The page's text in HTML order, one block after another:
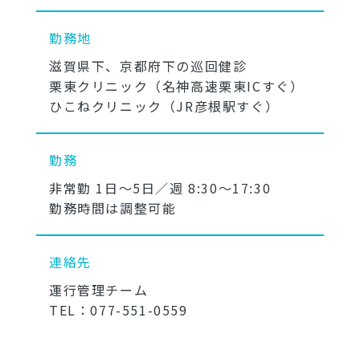
勤務地
滋賀県下、京都府下の巡回健診
栗東クリニック（名神高速栗東ICすぐ）
ひこねクリニック（JR彦根駅すぐ）
勤務
非常勤 1日～5日／週 8:30～17:30
勤務時間は調整可能
連絡先
運行管理チーム
TEL：077-551-0559